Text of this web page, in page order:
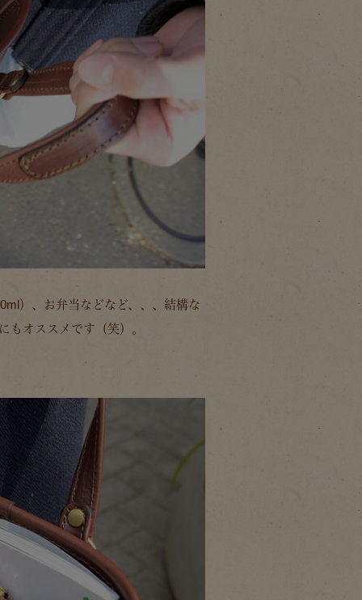
）、お弁当などなど、、、結構な
もオススメです（笑）。